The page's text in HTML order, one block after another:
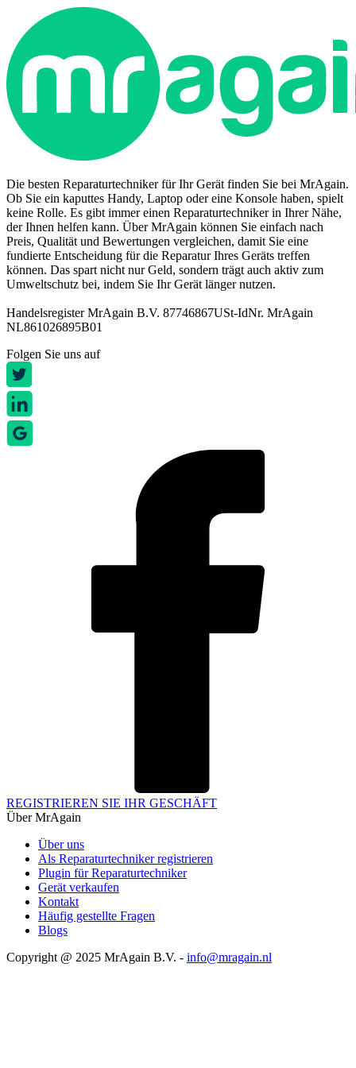
Die besten Reparaturtechniker für Ihr Gerät finden Sie bei MrAgain.
Ob Sie ein kaputtes Handy, Laptop oder eine Konsole haben, spielt
keine Rolle. Es gibt immer einen Reparaturtechniker in Ihrer Nähe,
der Ihnen helfen kann. Über MrAgain können Sie einfach nach
Preis, Qualität und Bewertungen vergleichen, damit Sie eine
fundierte Entscheidung für die Reparatur Ihres Geräts treffen
können. Das spart nicht nur Geld, sondern trägt auch aktiv zum
Umweltschutz bei, indem Sie Ihr Gerät länger nutzen.
Handelsregister MrAgain B.V. 87746867USt-IdNr. MrAgain
NL861026895B01
Folgen Sie uns auf
REGISTRIEREN SIE IHR GESCHÄFT
Über MrAgain
Über uns
Als Reparaturtechniker registrieren
Plugin für Reparaturtechniker
Gerät verkaufen
Kontakt
Häufig gestellte Fragen
Blogs
Copyright @ 2025 MrAgain B.V. - info@mragain.nl